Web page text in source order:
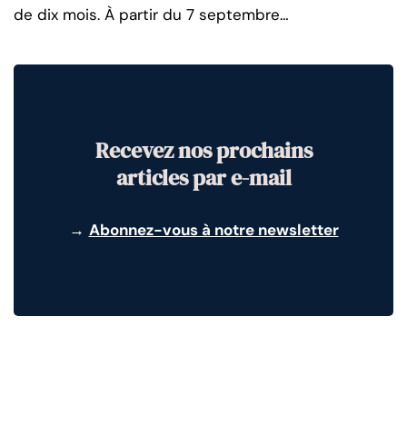
de dix mois. À partir du 7 septembre…
Recevez nos prochains
articles par e-mail
→ Abonnez-vous à notre newsletter